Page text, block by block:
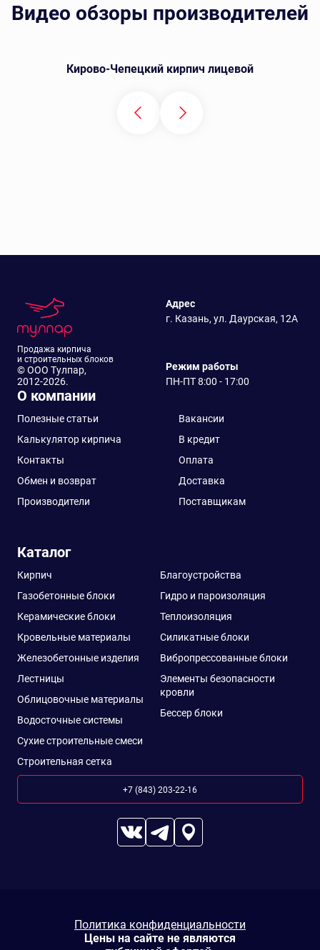
Видео обзоры производителей
Кирово-Чепецкий кирпич лицевой
Продажа кирпича
и строительных блоков
© ООО Тулпар,
2012-2026.
Адрес
г. Казань, ул. Даурская, 12А
Режим работы
ПН-ПТ 8:00 - 17:00
О компании
Полезные статьи
Вакансии
Калькулятор кирпича
В кредит
Контакты
Оплата
Обмен и возврат
Доставка
Производители
Поставщикам
Каталог
Кирпич
Газобетонные блоки
Керамические блоки
Кровельные материалы
Железобетонные изделия
Лестницы
Облицовочные материалы
Водосточные системы
Сухие строительные смеси
Строительная сетка
Благоустройства
Гидро и пароизоляция
Теплоизоляция
Силикатные блоки
Вибропрессованные блоки
Элементы безопасности
кровли
Бессер блоки
+7 (843) 203-22-16
Цены на сайте не являются
Политика конфиденциальности